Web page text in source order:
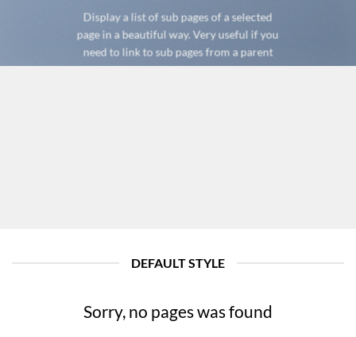
Display a list of sub pages of a selected
page in a beautiful way. Very useful if you
need to link to sub pages from a parent
page.
DEFAULT STYLE
Sorry, no pages was found